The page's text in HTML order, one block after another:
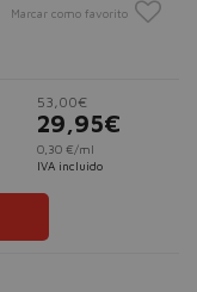
Marcar como favorito
53,00€
29,95€
0,30 €/ml
IVA incluido